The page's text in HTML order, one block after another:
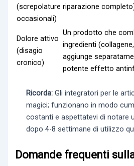
(screpolature
occasionali)
riparazione
Dolore attivo
(disagio
cronico)
Un prodotto che
ingredienti
aggiunge
potente effetto
Ricorda: Gli integratori per le
magici; funzionano in modo
costanti e aspettatevi di notare
dopo 4-8 settimane di utilizzo
Domande frequenti